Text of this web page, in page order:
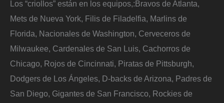
Los “criollos” están en los equipos,:Bravos de Atlanta,
Mets de Nueva York, Filis de Filadelfia, Marlins de
Florida, Nacionales de Washington, Cerveceros de
Milwaukee, Cardenales de San Luis, Cachorros de
Chicago, Rojos de Cincinnati, Piratas de Pittsburgh,
Dodgers de Los Ángeles, D-backs de Arizona, Padres de
San Diego, Gigantes de San Francisco, Rockies de